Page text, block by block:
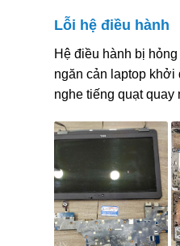
Lỗi hệ điều hành
Hệ điều hành bị
ngăn cản laptop
nghe tiếng quạt quay